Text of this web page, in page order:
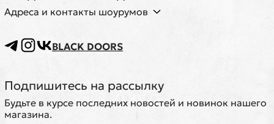
Адреса и контакты шоурумов
BLACK DOORS
Подпишитесь на рассылку
Будьте в курсе последних новостей и новинок нашего
магазина.